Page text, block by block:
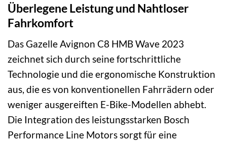
Überlegene Leistung und Nahtloser
Fahrkomfort
Das Gazelle Avignon C8 HMB Wave 2023
zeichnet sich durch seine fortschrittliche
Technologie und die ergonomische Konstruktion
aus, die es von konventionellen Fahrrädern oder
weniger ausgereiften E-Bike-Modellen abhebt.
Die Integration des leistungsstarken Bosch
Performance Line Motors sorgt für eine